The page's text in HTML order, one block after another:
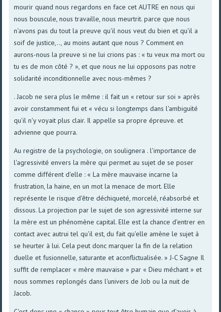
mourir quand nous regardons en face cet AUTRE en nous qui
nous bouscule, nous travaille, nous meurtrit. parce que nous
n'avons pas du tout la preuve qu'il nous veut du bien et qu'il a
soif de justice,.., au moins autant que nous ? Comment en
aurons-nous la preuve si ne lui crions pas : « tu veux ma mort ou
tu es de mon côté ? », et que nous ne lui opposons pas notre
solidarité inconditionnelle avec nous-mêmes ?
. Jacob ne sera plus le même : il fait un « retour sur soi » après
avoir constamment fui et « vécu si longtemps dans l'ambiguïté
qu'il n'y voyait plus clair. Il appelle sa propre épreuve. et
advienne que pourra.
Au registre de la psychologie, on soulignera . l'importance de
l'agressivité envers la mère qui permet au sujet de se poser
comme différent d'elle : « La mère mauvaise incarne la
frustration, la haine, en un mot la menace de mort. Elle
représente le risque d'être déchiqueté, morcelé, réabsorbé et
dissous. La projection par le sujet de son agressivité interne sur
la mère est un phénomène capital. Elle est la chance d'entrer en
contact avec autrui tel qu'il est, du fait qu'elle amène le sujet à
se heurter à lui. Cela peut donc marquer la fin de la relation
duelle et fusionnelle, saturante et aconflictualisée. » J-C Sagne Il
suffit de remplacer « mère mauvaise » par « Dieu méchant » et
nous sommes replongés dans l'univers de Job ou la nuit de
Jacob.